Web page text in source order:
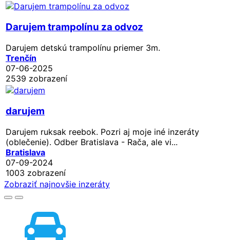
Darujem trampolínu za odvoz
Darujem detskú trampolínu priemer 3m.
Trenčín
07-06-2025
2539 zobrazení
darujem
Darujem ruksak reebok. Pozri aj moje iné inzeráty
(oblečenie). Odber Bratislava - Rača, ale vi...
Bratislava
07-09-2024
1003 zobrazení
Zobraziť najnovšie inzeráty